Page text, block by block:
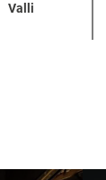
Valli